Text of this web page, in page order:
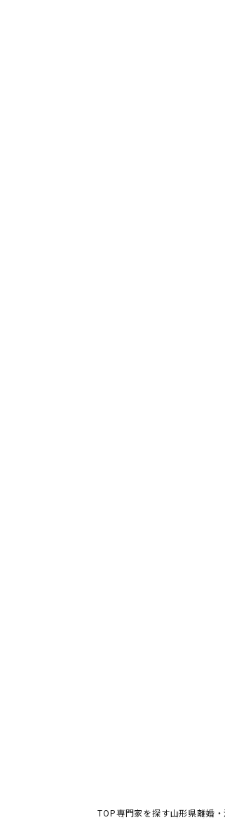
TOP専門家を探す山形県離婚